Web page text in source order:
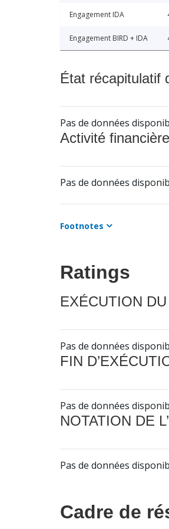
Engagement IDA
Engagement BIRD + IDA
État récapitulatif
Pas de données
Activité
Pas de données
Footnotes
Ratings
EXÉCUTION
Pas de données
FIN
Pas de données
NOTATION DE
Pas de données
Cadre de